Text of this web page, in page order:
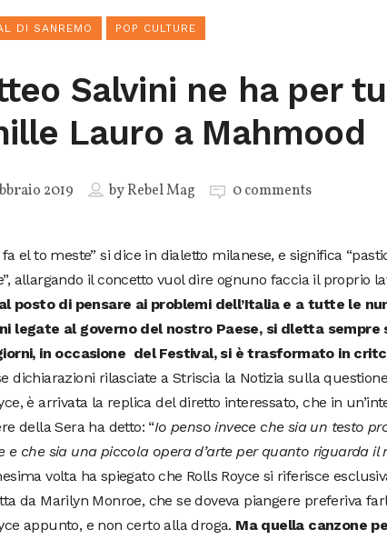
DI SANREMO POP CULTURE
Salvini ne ha per
Lauro a Mahmood
2019 byRebel Mag 0 comments
fa el to meste” si dice in dialetto milanese, e significa
allargando il concetto vuol dire ognuno faccia il proprio
posto di pensare ai problemi dell’Italia e a tutte le
legate al governo del nostro Paese, si dletta sempre
in occasione del Festival, si è trasformato in
dichiarazioni rilasciate a Striscia la Notizia sulla
è arrivata la replica del diretto interessato, che in
della Sera ha detto: “Io penso invece che sia un testo
e che sia una piccola opera d’arte per quanto riguarda il
volta ha spiegato che Rolls Royce si riferisce
da Marilyn Monroe, che se doveva piangere preferiva
appunto, e non certo alla droga. Ma quella canzone